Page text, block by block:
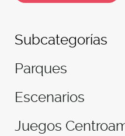
Subcategorías
Parques
Escenarios
Juegos